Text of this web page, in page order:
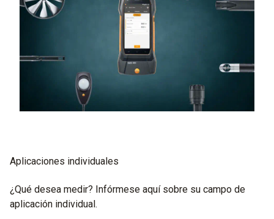
Aplicaciones individuales
¿Qué desea medir? Infórmese aquí sobre su campo de
aplicación individual.